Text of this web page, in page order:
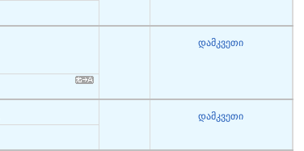
დამკვეთი
დამკვეთი